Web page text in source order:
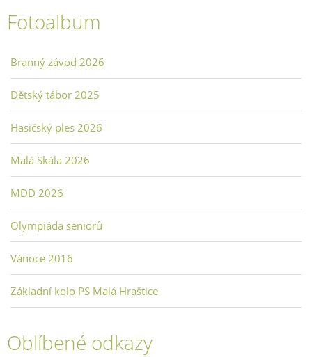
Fotoalbum
Branný závod 2026
Dětský tábor 2025
Hasičský ples 2026
Malá Skála 2026
MDD 2026
Olympiáda seniorů
Vánoce 2016
Základní kolo PS Malá Hraštice
Oblíbené odkazy